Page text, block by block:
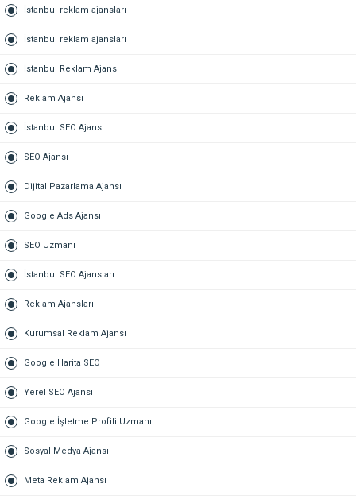
İstanbul reklam ajansları
İstanbul reklam ajansları
İstanbul Reklam Ajansı
Reklam Ajansı
İstanbul SEO Ajansı
SEO Ajansı
Dijital Pazarlama Ajansı
Google Ads Ajansı
SEO Uzmanı
İstanbul SEO Ajansları
Reklam Ajansları
Kurumsal Reklam Ajansı
Google Harita SEO
Yerel SEO Ajansı
Google İşletme Profili Uzmanı
Sosyal Medya Ajansı
Meta Reklam Ajansı